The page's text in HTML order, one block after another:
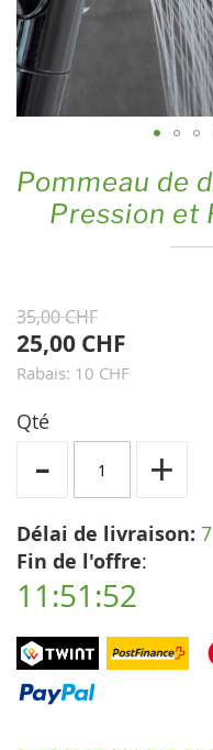
to
images
gallery
Pommeau de
Pression et
35,00 CHF
25,00 CHF
Rabais: 10 CHF
Qté
- +
Délai de livraison:
Fin de l'offre:
11:51:51